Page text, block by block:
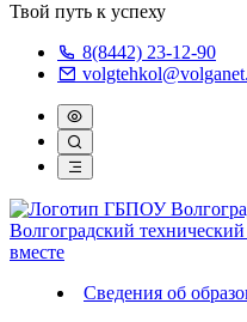
Твой путь к успеху
8(8442) 23-12-90
Волгоградский
вместе
Сведения об